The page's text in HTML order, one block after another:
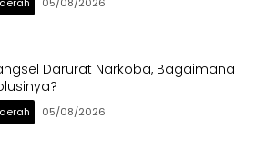
Darurat Narkoba, Bagaimana
05/08/2026